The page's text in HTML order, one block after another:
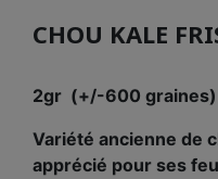
CHOU KALE
2gr (+/-600 graines)
Variété ancienne de
apprécié pour ses